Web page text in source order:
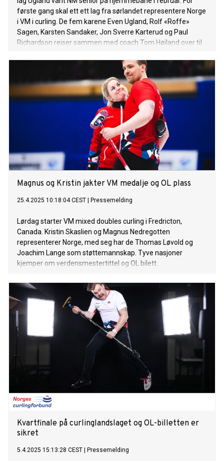
første gang skal ett ett lag fra sørlandet representere Norge
i VM i curling. De fem karene Even Ugland, Rolf «Roffe»
Sagen, Karsten Sandaker, Jon Sverre Karterud og Paul
Richardson reiser sammen med coach Tom Høiland over til
konkurrerer i samme by som Kristin Skaslien og Magnus
Nedregotten som spiller VM mixed doubles.
Magnus og Kristin jakter VM medalje og OL plass
25.4.2025 10:18:04 CEST Pressemelding
Lørdag starter VM mixed doubles curling i Fredricton,
Canada. Kristin Skaslien og Magnus Nedregotten
representerer Norge, med seg har de Thomas Løvold og
Joachim Lange som støttemannskap. Tyve nasjoner
kjemper om verdensmestertittel og OL bilett.
Kvartfinale på curlinglandslaget og OL-billetten er
sikret
5.4.2025 15:13:28 CEST Pressemelding